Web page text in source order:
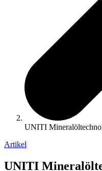
UNITI
Artikel
UNITI